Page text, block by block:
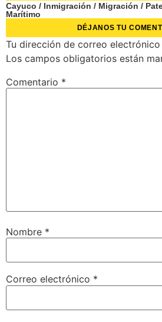
Cayuco / Inmigración / Migración /
Marítimo
DÉJANOS TU
Tu dirección de correo
Los campos obligatorios están
Comentario *
Nombre *
Correo electrónico *